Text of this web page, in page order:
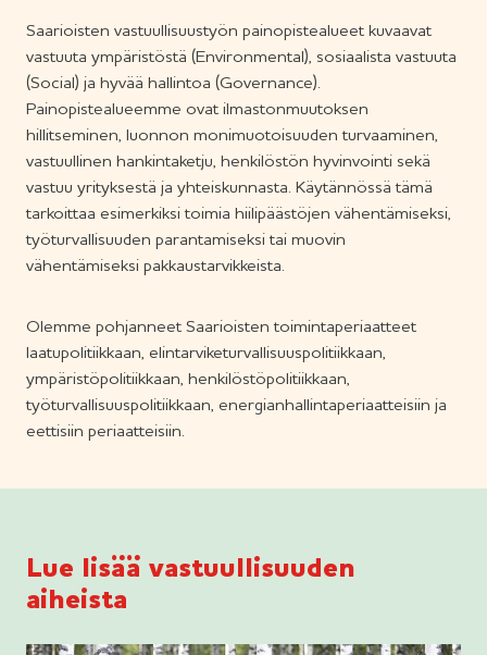
Saarioisten vastuullisuustyön painopistealueet kuvaavat
vastuuta ympäristöstä (Environmental), sosiaalista vastuuta
(Social) ja hyvää hallintoa (Governance).
Painopistealueemme ovat ilmastonmuutoksen
hillitseminen, luonnon monimuotoisuuden turvaaminen,
vastuullinen hankintaketju, henkilöstön hyvinvointi sekä
vastuu yrityksestä ja yhteiskunnasta. Käytännössä tämä
tarkoittaa esimerkiksi toimia hiilipäästöjen vähentämiseksi,
työturvallisuuden parantamiseksi tai muovin
vähentämiseksi pakkaustarvikkeista.
Olemme pohjanneet Saarioisten toimintaperiaatteet
laatupolitiikkaan, elintarviketurvallisuuspolitiikkaan,
ympäristöpolitiikkaan, henkilöstöpolitiikkaan,
työturvallisuuspolitiikkaan, energianhallintaperiaatteisiin ja
eettisiin periaatteisiin.
Lue lisää vastuullisuuden
aiheista